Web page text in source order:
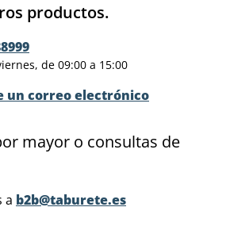
productos.
de 09:00 a 15:00
un correo electrónico
mayor o consultas de
a b2b@taburete.es